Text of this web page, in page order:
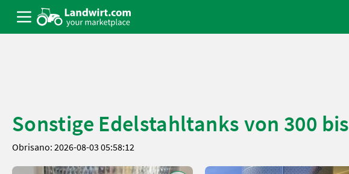
Sonstige Edelstahltanks von 300
Obrisano: 2026-08-03 05:58:12